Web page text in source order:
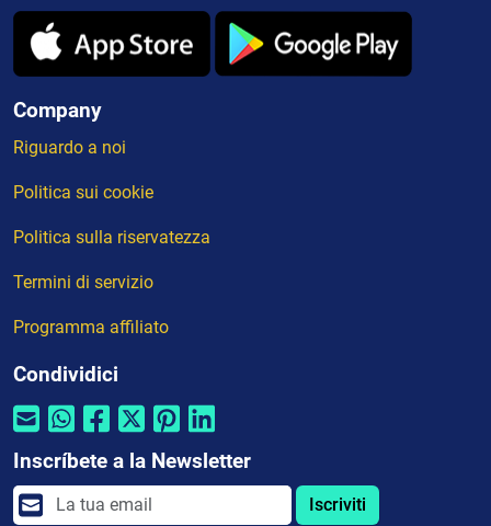
Company
Riguardo a noi
Politica sui cookie
Politica sulla riservatezza
Termini di servizio
Programma affiliato
Condividici
Inscríbete a la Newsletter
Iscriviti